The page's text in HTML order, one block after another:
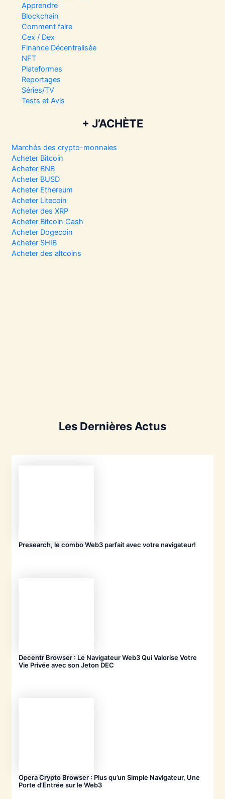
Apprendre
Blockchain
Comment faire
Cex / Dex
Finance Décentralisée
NFT
Plateformes
Reportages
Séries/TV
Tests et Avis
+ J’ACHÈTE
Marchés des crypto-monnaies
Acheter Bitcoin
Acheter BNB
Acheter BUSD
Acheter Ethereum
Acheter Litecoin
Acheter des XRP
Acheter Bitcoin Cash
Acheter Dogecoin
Acheter SHIB
Acheter des altcoins
Les Dernières Actus
Presearch, le combo Web3 parfait avec votre navigateur!
Decentr Browser : Le Navigateur Web3 Qui Valorise Votre
Vie Privée avec son Jeton DEC
Opera Crypto Browser : Plus qu’un Simple Navigateur, Une
Porte d’Entrée sur le Web3